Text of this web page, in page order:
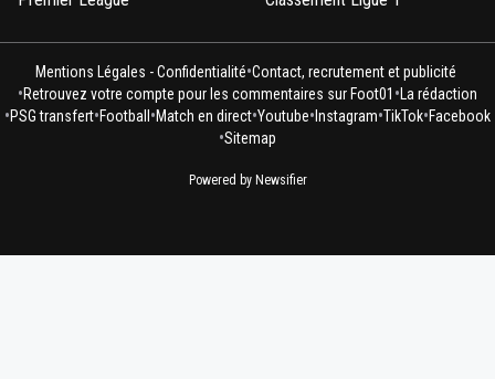
Mentions Légales - Confidentialité•Contact, recrutement et publicité
•Retrouvez votre compte pour les commentaires sur Foot01 • La rédaction
•PSG transfert•Football •Match en direct•Youtube• Instagram•TikTok•Facebook
•Sitemap
Powered by Newsifier